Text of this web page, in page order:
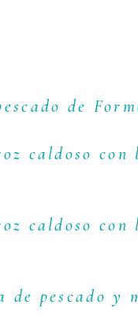
de
caldoso con
caldoso con
de pescado y